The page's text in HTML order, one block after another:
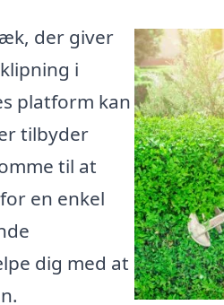
der giver
i
platform kan
tilbyder
til at
en enkel
dig med at